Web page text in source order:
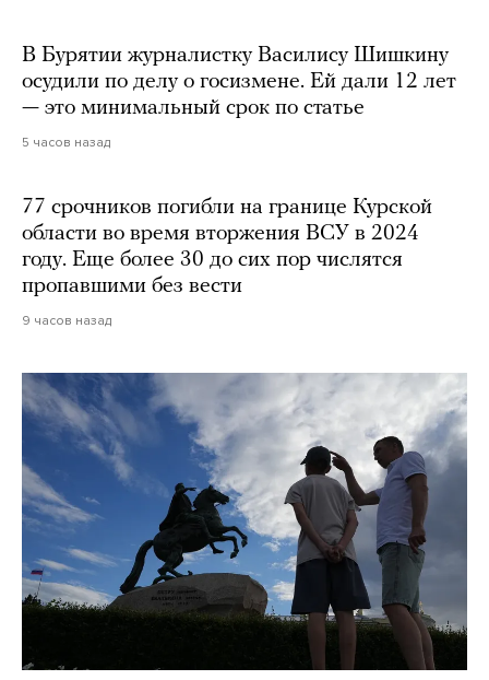
В Бурятии журналистку Василису Шишкину
осудили по делу о госизмене. Ей дали 12 лет
— это минимальный срок по статье
5 часов назад
77 срочников погибли на границе Курской
области во время вторжения ВСУ в 2024
году. Еще более 30 до сих пор числятся
пропавшими без вести
9 часов назад